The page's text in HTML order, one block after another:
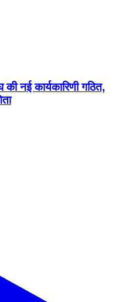
नई कार्यकारिणी गठित,